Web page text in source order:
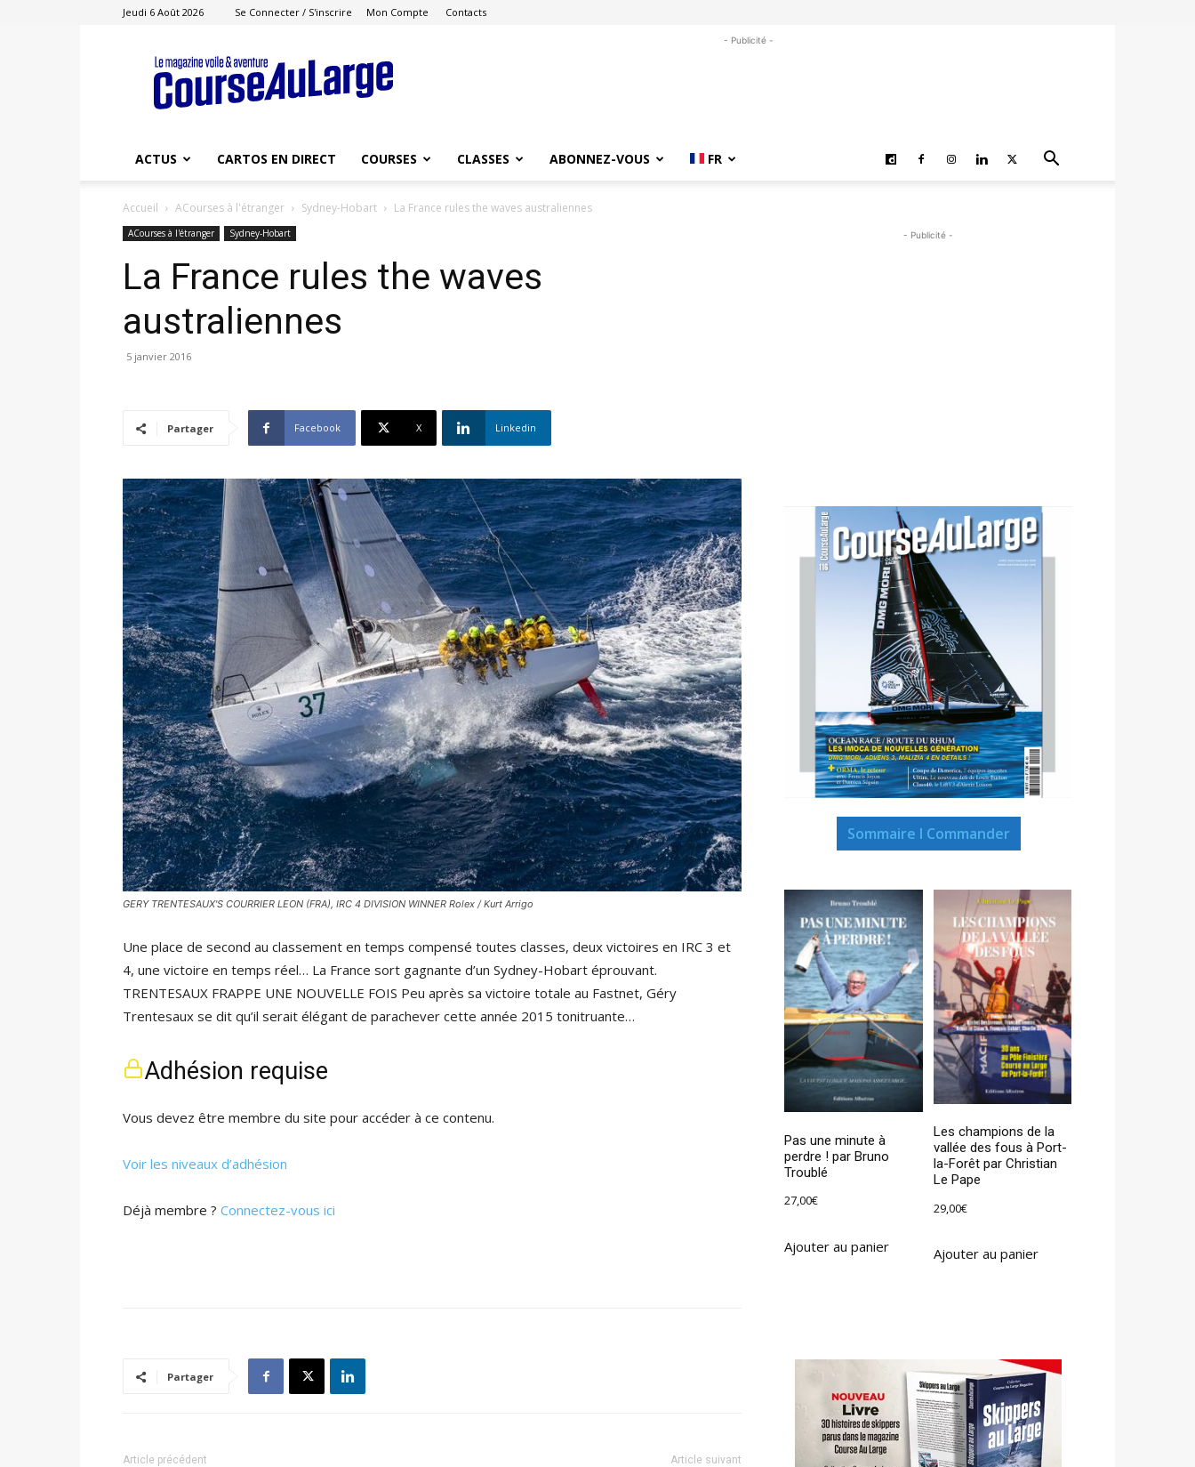
Jeudi 6 Août 2026 Se Connecter / S'inscrire Mon Compte Contacts
Course
au
Large
- Publicité -
ACTUS CARTOS EN DIRECT COURSES CLASSES ABONNEZ-VOUS FR
Accueil ACourses à l'étranger Sydney-Hobart La France rules the waves australiennes
ACourses à l'étranger Sydney-Hobart
La France rules the waves
australiennes
5 janvier 2016
Partager Facebook X Linkedin
GERY TRENTESAUX'S COURRIER LEON (FRA), IRC 4 DIVISION WINNER Rolex / Kurt Arrigo
Une place de second au classement en temps compensé toutes classes, deux victoires en IRC 3 et
4, une victoire en temps réel… La France sort gagnante d’un Sydney-Hobart éprouvant.
TRENTESAUX FRAPPE UNE NOUVELLE FOIS Peu après sa victoire totale au Fastnet, Géry
Trentesaux se dit qu’il serait élégant de parachever cette année 2015 tonitruante…
Adhésion requise
Vous devez être membre du site pour accéder à ce contenu.
Voir les niveaux d’adhésion
Déjà membre ? Connectez-vous ici
Partager
Article précédent Article suivant
- Publicité -
Sommaire I Commander
Pas une minute à
perdre ! par Bruno
Troublé
27,00€
Ajouter au panier
Les champions de la
vallée des fous à Port-
la-Forêt par Christian
Le Pape
29,00€
Ajouter au panier